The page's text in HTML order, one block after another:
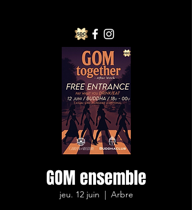
GOM ensemble
jeu. 12 juin
  |
Arbre